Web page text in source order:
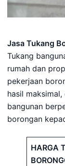
Jasa Tukang
Tukang
rumah dan
pekerjaan
hasil
bangunan
borongan
HARGA